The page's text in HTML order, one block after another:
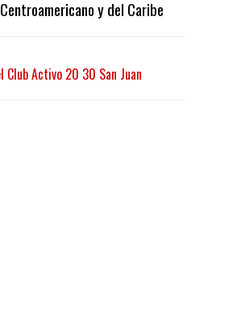
Centroamericano y del Caribe
Activo 20 30 San Juan